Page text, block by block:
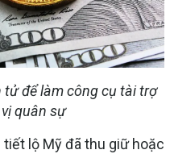
để làm công cụ tài trợ
quân sự
lộ Mỹ đã thu giữ hoặc